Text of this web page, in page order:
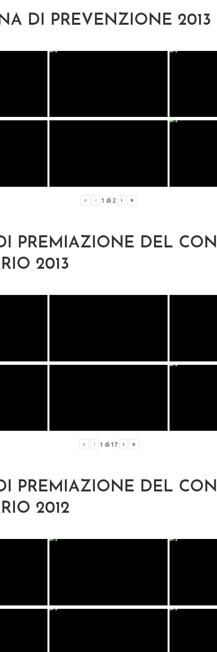
DI PREVENZIONE 2013
« ‹ 1 di 2 › »
PREMIAZIONE DEL
2013
« ‹ 1 di 17 › »
PREMIAZIONE DEL
2012